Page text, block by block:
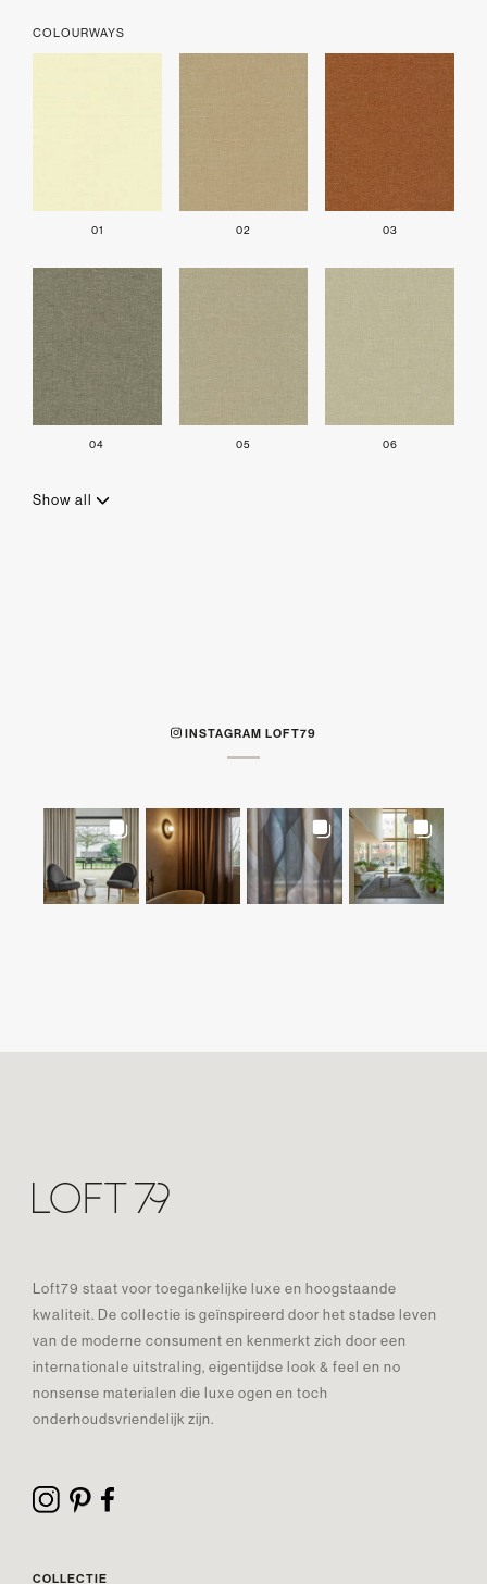
COLOURWAYS
01 02 03
04 05 06
Show all
INSTAGRAM LOFT79
Loft79 staat voor toegankelijke luxe en hoogstaande
kwaliteit. De collectie is geïnspireerd door het stadse leven
van de moderne consument en kenmerkt zich door een
internationale uitstraling, eigentijdse look & feel en no
nonsense materialen die luxe ogen en toch
onderhoudsvriendelijk zijn.
COLLECTIE